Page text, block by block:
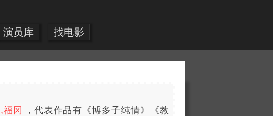
演员库 找电影
福冈
，代表作品有《博多子纯情》《教